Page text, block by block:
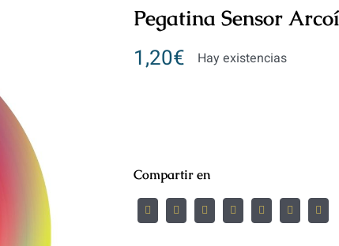
Pegatina Sensor
1,20€ Hay existencias
Compartir en